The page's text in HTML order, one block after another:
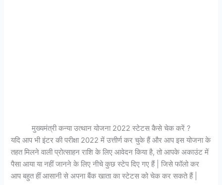
मुख्यमंत्री कन्या उत्थान योजना 2022 स्टेटस कैसे चेक करें ?
यदि आप भी इंटर की परीक्षा 2022 में उत्तीर्ण कर चुके हैं और आप इस योजना के
तहत मिलने वाली प्रोत्साहन राशि के लिए आवेदन किया है, तो आपके अकाउंट में
पैसा आया या नहीं जानने के लिए नीचे कुछ स्टेप दिए गए हैं | जिसे फॉलो कर
आप बहुत हीं आसानी से अपना बैंक खाता का स्टेटस को चेक कर सकते हैं |